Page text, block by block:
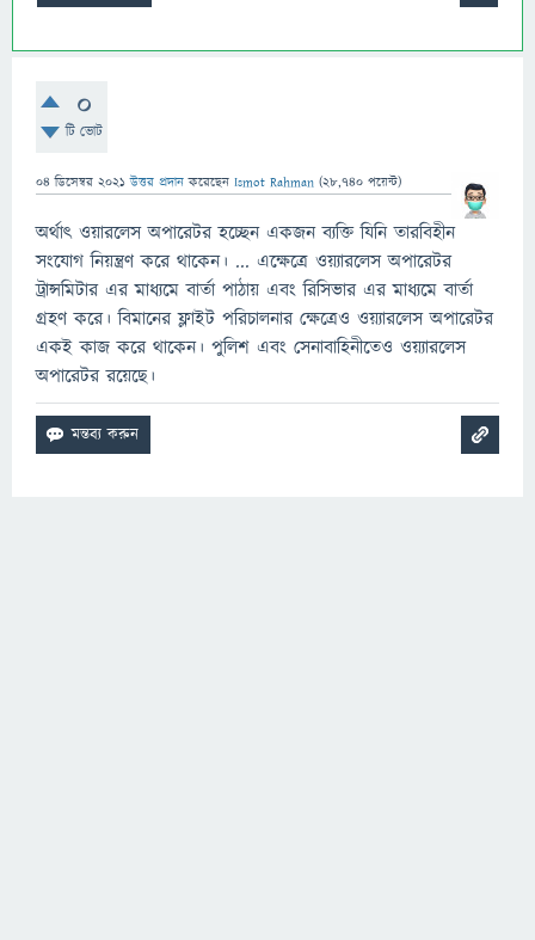
0
টি ভোট
04 ডিসেম্বর 2021 উত্তর প্রদান করেছেন Ismot Rahman (28,740 পয়েন্ট)
অর্থাৎ ওয়ারলেস অপারেটর হচ্ছেন একজন ব্যক্তি যিনি তারবিহীন
সংযোগ নিয়ন্ত্রণ করে থাকেন। ... এক্ষেত্রে ওয়্যারলেস অপারেটর
ট্রান্সমিটার এর মাধ্যমে বার্তা পাঠায় এবং রিসিভার এর মাধ্যমে বার্তা
গ্রহণ করে। বিমানের ফ্লাইট পরিচালনার ক্ষেত্রেও ওয়্যারলেস অপারেটর
একই কাজ করে থাকেন। পুলিশ এবং সেনাবাহিনীতেও ওয়্যারলেস
অপারেটর রয়েছে।